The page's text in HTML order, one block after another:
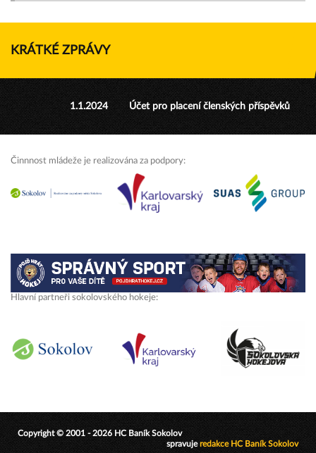
KRÁTKÉ ZPRÁVY
1.1.2024 Účet pro placení členských příspěvků
Činnnost mládeže je realizována za podpory:
Hlavní partneři sokolovského hokeje:
Copyright © 2001 - 2026 HC Baník Sokolov
spravujeredakce HC Baník Sokolov